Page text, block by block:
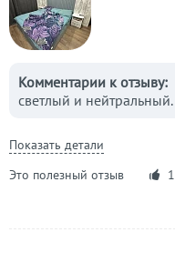
Комментарии к отзыву:
светлый и нейтральный.
Показать детали
Это полезный отзыв
1